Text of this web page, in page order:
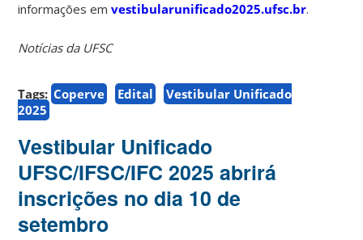
informações emvestibularunificado2025.ufsc.br.
Notícias da UFSC
Tags: Coperve Edital
Vestibular Unificado
2025
Vestibular Unificado
UFSC/IFSC/IFC 2025 abrirá
inscrições no dia 10 de
setembro